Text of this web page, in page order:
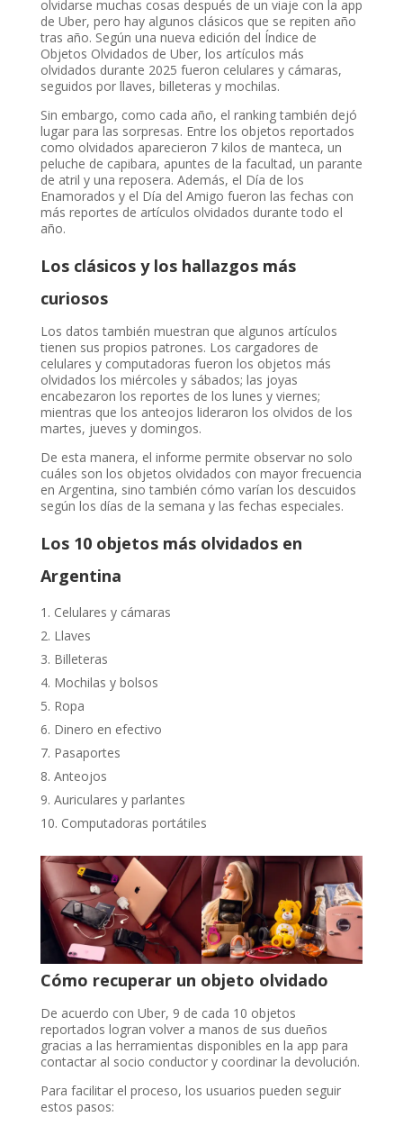
olvidarse muchas cosas después de un viaje con la app
de Uber, pero hay algunos clásicos que se repiten año
tras año. Según una nueva edición del Índice de
Objetos Olvidados de Uber, los artículos más
olvidados durante 2025 fueron celulares y cámaras,
seguidos por llaves, billeteras y mochilas.
Sin embargo, como cada año, el ranking también dejó
lugar para las sorpresas. Entre los objetos reportados
como olvidados aparecieron 7 kilos de manteca, un
peluche de capibara, apuntes de la facultad, un parante
de atril y una reposera. Además, el Día de los
Enamorados y el Día del Amigo fueron las fechas con
más reportes de artículos olvidados durante todo el
año.
Los clásicos y los hallazgos más
curiosos
Los datos también muestran que algunos artículos
tienen sus propios patrones. Los cargadores de
celulares y computadoras fueron los objetos más
olvidados los miércoles y sábados; las joyas
encabezaron los reportes de los lunes y viernes;
mientras que los anteojos lideraron los olvidos de los
martes, jueves y domingos.
De esta manera, el informe permite observar no solo
cuáles son los objetos olvidados con mayor frecuencia
en Argentina, sino también cómo varían los descuidos
según los días de la semana y las fechas especiales.
Los 10 objetos más olvidados en
Argentina
Celulares y cámaras
Llaves
Billeteras
Mochilas y bolsos
Ropa
Dinero en efectivo
Pasaportes
Anteojos
Auriculares y parlantes
Computadoras portátiles
Cómo recuperar un objeto olvidado
De acuerdo con Uber, 9 de cada 10 objetos
reportados logran volver a manos de sus dueños
gracias a las herramientas disponibles en la app para
contactar al socio conductor y coordinar la devolución.
Para facilitar el proceso, los usuarios pueden seguir
estos pasos: